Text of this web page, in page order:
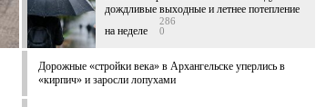
дождливые выходные и летнее потепление
на неделе
286
0
Дорожные «стройки века» в Архангельске уперлись в
«кирпич» и заросли лопухами